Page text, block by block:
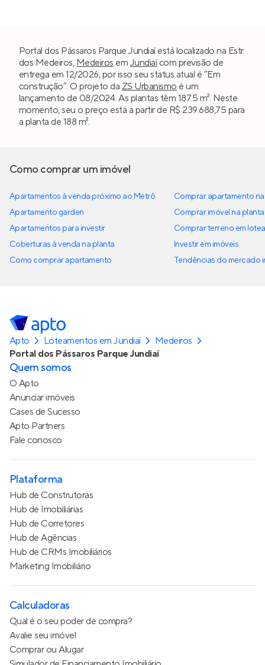
Portal dos Pássaros Parque Jundiaí está localizado na Estr.
dos Medeiros, Medeiros em Jundiaícom previsão de
entrega em 12/2026, por isso seu status atual é “Em
construção”. O projeto da ZS Urbanismo é um
lançamento de 08/2024. As plantas têm 187.5 m². Neste
momento, seu o preço está a partir de R$ 239.688,75 para
a planta de 188 m².
Como comprar um imóvel
Apartamentos à venda próximo ao Metrô
Apartamento garden
Apartamentos para investir
Coberturas à venda na planta
Como comprar apartamento
Comprar apartamento
Comprar imóvel na planta
Comprar terreno em
Investir em imóveis
Tendências do mercado
Apto Loteamentos em Jundiaí
Medeiros
Portal dos Pássaros Parque Jundiaí
Quem somos
O Apto
Anunciar imóveis
Cases de Sucesso
Apto Partners
Fale conosco
Plataforma
Hub de Construtoras
Hub de Imobiliárias
Hub de Corretores
Hub de Agências
Hub de CRMs Imobiliários
Marketing Imobiliário
Calculadoras
Qual é o seu poder de compra?
Avalie seu imóvel
Comprar ou Alugar